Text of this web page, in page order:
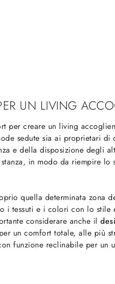
UN LIVING
per creare un living
sedute sia ai proprietari di
e della disposizione degli
in modo da riempire lo
quella determinata zona
i tessuti e i colori con lo stile
considerare anche il
un comfort totale, alle più
funzione reclinabile per un